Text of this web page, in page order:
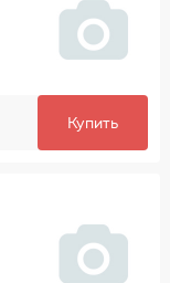
Купить